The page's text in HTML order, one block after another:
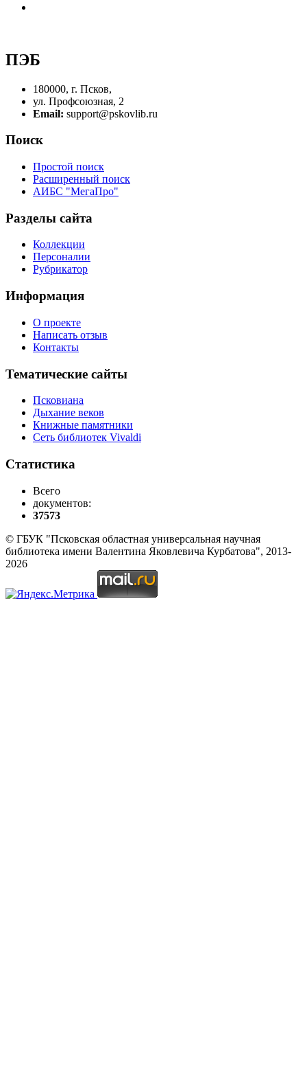
ПЭБ
180000, г. Псков,
ул. Профсоюзная, 2
Email: support@pskovlib.ru
Поиск
Простой поиск
Расширенный поиск
АИБС "МегаПро"
Разделы сайта
Коллекции
Персоналии
Рубрикатор
Информация
О проекте
Написать отзыв
Контакты
Тематические сайты
Псковиана
Дыхание веков
Книжные памятники
Сеть библиотек Vivaldi
Статистика
Всего
документов:
37573
© ГБУК "Псковская областная универсальная научная
библиотека имени Валентина Яковлевича Курбатова", 2013-
2026